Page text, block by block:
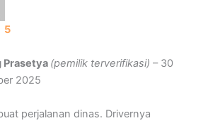
5
Prasetya (pemilik terverifikasi) – 30
2025
perjalanan dinas. Drivernya